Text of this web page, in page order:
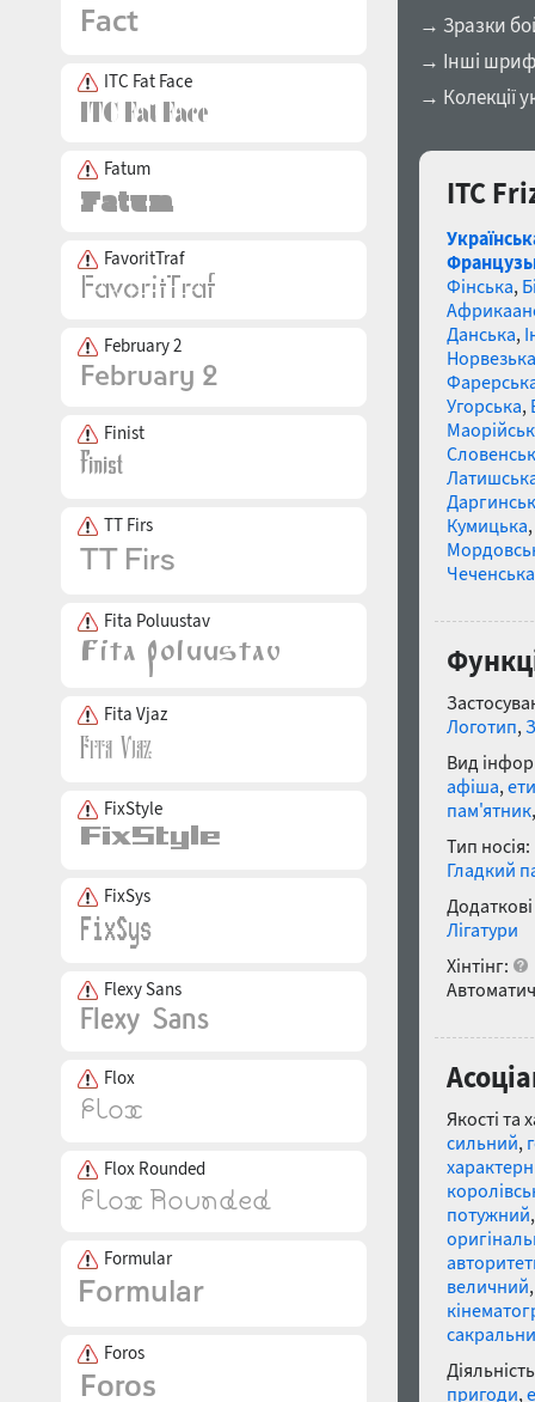
ITC Fat Face
Fatum
FavoritTraf
February 2
Finist
TT Firs
Fita Poluustav
Fita Vjaz
FixStyle
FixSys
Flexy Sans
Flox
Flox Rounded
Formular
Foros
→ Зразки
→ Інші
→ Колекції
ITC
Фінська,
Данська,
Норвезька
Угорська,
Кумицька,
Чеченська
Логотип,
Вид
афіша,
пам'ятник
Тип носія:
Гладкий
Лігатури
Хінтінг:
Якості та
сильний,
потужний
величний
пригоди,